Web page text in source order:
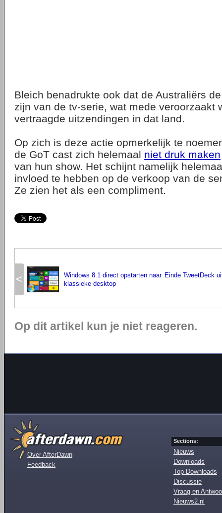
Bleich benadrukte ook dat de Australiërs
zijn van de tv-serie, wat mede veroorzaakt
vertraagde uitzendingen in dat land.
Op zich is deze actie opmerkelijk te
de GoT cast zich helemaal niet druk maken
van hun show. Het schijnt namelijk
invloed te hebben op de verkoop van de
Ze zien het als een compliment.
<
Windows 8.1 direct opstarten naar
klassieke desktop
Einde TweetDeck
Op dit artikel kun je niet reageren.
Over AfterDawn
Feedback
Sections:
Nieuws
Downloads
Top Downloads
Discussie
Vraag en
Nieuws2.nl